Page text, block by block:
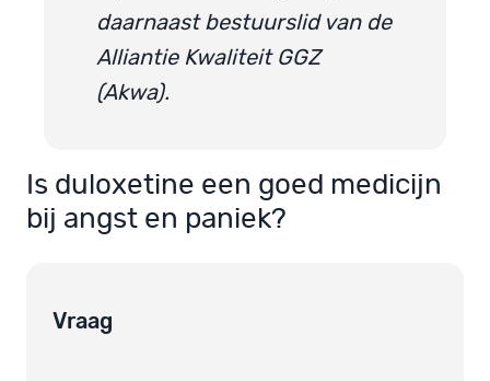
daarnaast bestuurslid van de
Alliantie Kwaliteit GGZ
(Akwa).
Is duloxetine een goed medicijn
bij angst en paniek?
Vraag